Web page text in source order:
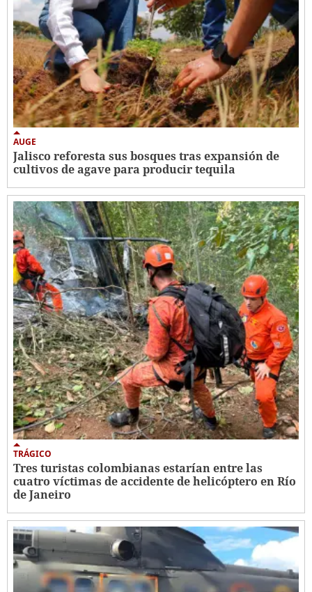
AUGE
Jalisco reforesta sus bosques tras expansión de
cultivos de agave para producir tequila
TRÁGICO
Tres turistas colombianas estarían entre las
cuatro víctimas de accidente de helicóptero en Río
de Janeiro